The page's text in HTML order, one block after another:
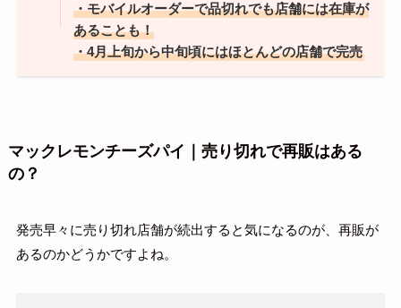
・モバイルオーダーで品切れでも店舗には在庫が
あることも！
・4月上旬から中旬頃にはほとんどの店舗で完売
マックレモンチーズパイ｜売り切れで再販はある
の？
発売早々に売り切れ店舗が続出すると気になるのが、再販が
あるのかどうかですよね。